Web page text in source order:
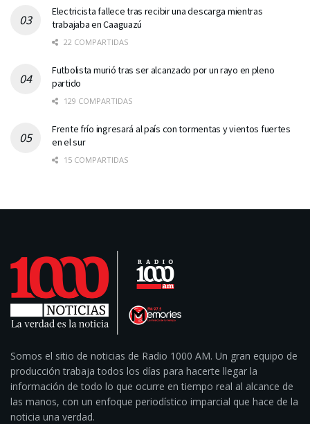
Electricista fallece tras recibir una descarga mientras
trabajaba en Caaguazú
22 COMPARTIDAS
Futbolista murió tras ser alcanzado por un rayo en pleno
partido
129 COMPARTIDAS
Frente frío ingresará al país con tormentas y vientos fuertes
en el sur
15 COMPARTIDAS
Somos el sitio de noticias de Radio 1000 AM. Un gran equipo de
producción trabaja todos los días para hacerte llegar la
información de todo lo que ocurre en tiempo real al alcance de
las manos, con un enfoque periodístico imparcial que hace de la
noticia una verdad.